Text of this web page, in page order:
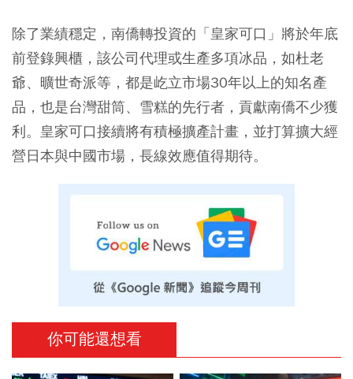
除了業績穩定，南僑轉投資的「皇家可口」將於年底
前登錄興櫃，該公司代理或生產多項冰品，如杜老
爺、曠世奇派等，都是屹立市場30年以上的知名產
品，也是台灣甜筒、雪糕的先行者，貢獻南僑不少獲
利。皇家可口接續將有積極擴產計畫，並打算擴大經
營日本與中國市場，長線效應值得期待。
你可能還想看